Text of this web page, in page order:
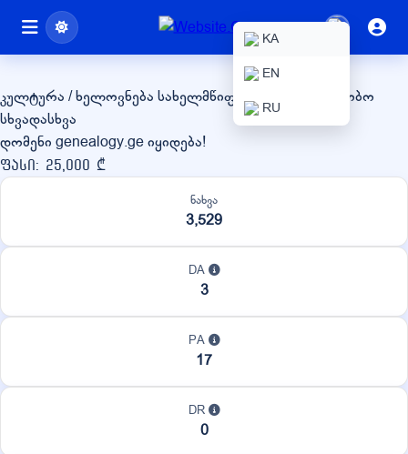
KA
EN
RU
genealogy.ge
კულტურა / ხელოვნება სახელმწიფო / არასამთავრობო
სხვადასხვა
დომენი genealogy.ge იყიდება!
ფასი: 25,000 ₾
ნახვა
3,529
DA
3
PA
17
DR
0